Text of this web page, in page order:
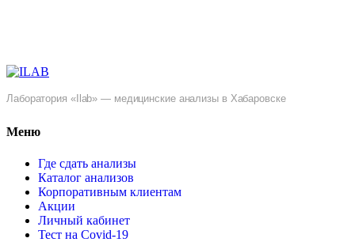
Лаборатория «Ilab» — медицинские анализы в Хабаровске
Меню
Где сдать анализы
Каталог анализов
Корпоративным клиентам
Акции
Личный кабинет
Тест на Covid-19